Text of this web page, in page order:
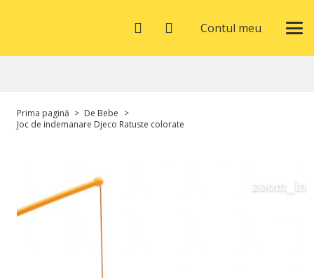
Contul meu
Prima pagină > De Bebe >
Joc de indemanare Djeco Ratuste colorate